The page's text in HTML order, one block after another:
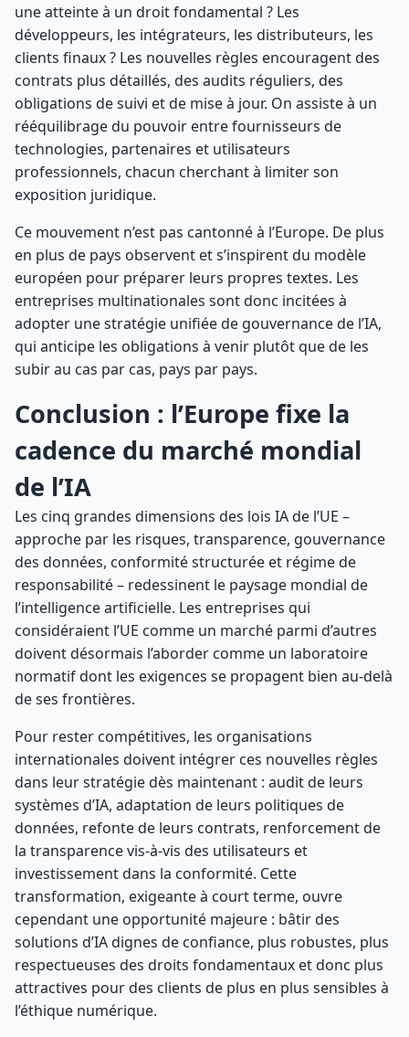
une atteinte à un droit fondamental ? Les
développeurs, les intégrateurs, les distributeurs, les
clients finaux ? Les nouvelles règles encouragent des
contrats plus détaillés, des audits réguliers, des
obligations de suivi et de mise à jour. On assiste à un
rééquilibrage du pouvoir entre fournisseurs de
technologies, partenaires et utilisateurs
professionnels, chacun cherchant à limiter son
exposition juridique.
Ce mouvement n’est pas cantonné à l’Europe. De plus
en plus de pays observent et s’inspirent du modèle
européen pour préparer leurs propres textes. Les
entreprises multinationales sont donc incitées à
adopter une stratégie unifiée de gouvernance de l’IA,
qui anticipe les obligations à venir plutôt que de les
subir au cas par cas, pays par pays.
Conclusion : l’Europe fixe la
cadence du marché mondial
de l’IA
Les cinq grandes dimensions des lois IA de l’UE –
approche par les risques, transparence, gouvernance
des données, conformité structurée et régime de
responsabilité – redessinent le paysage mondial de
l’intelligence artificielle. Les entreprises qui
considéraient l’UE comme un marché parmi d’autres
doivent désormais l’aborder comme un laboratoire
normatif dont les exigences se propagent bien au-delà
de ses frontières.
Pour rester compétitives, les organisations
internationales doivent intégrer ces nouvelles règles
dans leur stratégie dès maintenant : audit de leurs
systèmes d’IA, adaptation de leurs politiques de
données, refonte de leurs contrats, renforcement de
la transparence vis-à-vis des utilisateurs et
investissement dans la conformité. Cette
transformation, exigeante à court terme, ouvre
cependant une opportunité majeure : bâtir des
solutions d’IA dignes de confiance, plus robustes, plus
respectueuses des droits fondamentaux et donc plus
attractives pour des clients de plus en plus sensibles à
l’éthique numérique.